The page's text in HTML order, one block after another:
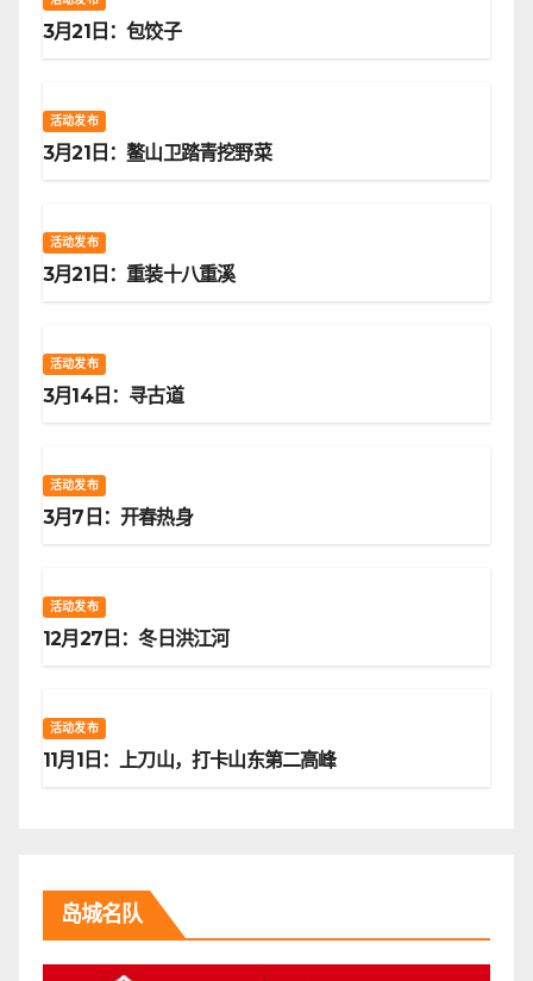
3月21日：包饺子
活动发布
3月21日：鳌山卫踏青挖野菜
活动发布
3月21日：重装十八重溪
活动发布
3月14日：寻古道
活动发布
3月7日：开春热身
活动发布
12月27日：冬日洪江河
活动发布
11月1日：上刀山，打卡山东第二高峰
岛城名队